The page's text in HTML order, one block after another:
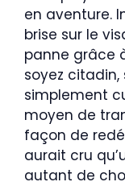
en aventure.
brise sur le
panne grâce
soyez
simplement
moyen de
façon de
aurait cru
autant de